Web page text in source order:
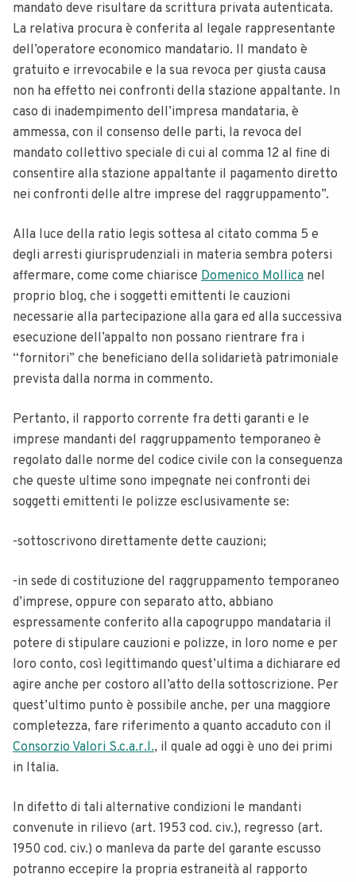
mandato deve risultare da scrittura privata autenticata.
La relativa procura è conferita al legale rappresentante
dell’operatore economico mandatario. Il mandato è
gratuito e irrevocabile e la sua revoca per giusta causa
non ha effetto nei confronti della stazione appaltante. In
caso di inadempimento dell’impresa mandataria, è
ammessa, con il consenso delle parti, la revoca del
mandato collettivo speciale di cui al comma 12 al fine di
consentire alla stazione appaltante il pagamento diretto
nei confronti delle altre imprese del raggruppamento”.
Alla luce della ratio legis sottesa al citato comma 5 e
degli arresti giurisprudenziali in materia sembra potersi
affermare, come come chiarisce Domenico Mollica nel
proprio blog, che i soggetti emittenti le cauzioni
necessarie alla partecipazione alla gara ed alla successiva
esecuzione dell’appalto non possano rientrare fra i
“fornitori” che beneficiano della solidarietà patrimoniale
prevista dalla norma in commento.
Pertanto, il rapporto corrente fra detti garanti e le
imprese mandanti del raggruppamento temporaneo è
regolato dalle norme del codice civile con la conseguenza
che queste ultime sono impegnate nei confronti dei
soggetti emittenti le polizze esclusivamente se:
-sottoscrivono direttamente dette cauzioni;
-in sede di costituzione del raggruppamento temporaneo
d’imprese, oppure con separato atto, abbiano
espressamente conferito alla capogruppo mandataria il
potere di stipulare cauzioni e polizze, in loro nome e per
loro conto, così legittimando quest’ultima a dichiarare ed
agire anche per costoro all’atto della sottoscrizione. Per
quest’ultimo punto è possibile anche, per una maggiore
completezza, fare riferimento a quanto accaduto con il
Consorzio Valori S.c.a.r.l., il quale ad oggi è uno dei primi
in Italia.
In difetto di tali alternative condizioni le mandanti
convenute in rilievo (art. 1953 cod. civ.), regresso (art.
1950 cod. civ.) o manleva da parte del garante escusso
potranno eccepire la propria estraneità al rapporto